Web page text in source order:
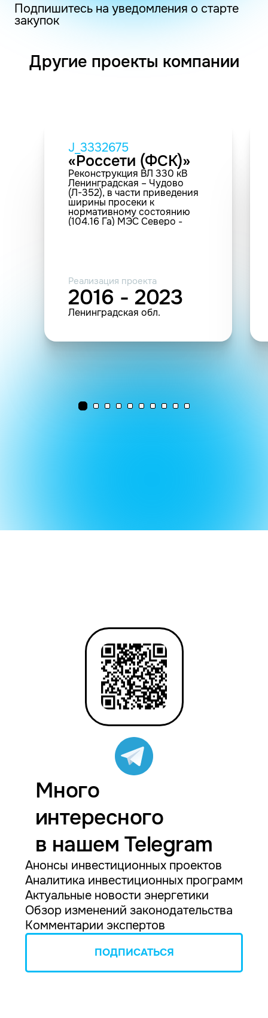
Подпишитесь на уведомления о старте
закупок
Другие проекты компании
J_3332675
«Россети (ФСК)»
Реконструкция ВЛ 330 кВ
Ленинградская – Чудово
(Л-352), в части приведения
ширины просеки к
нормативному состоянию
(104.16 Га) МЭС Северо -
Реализация проекта
2016 - 2023
Ленинградская обл.
Много
интересного
в нашем Telegram
Анонсы инвестиционных проектов
Аналитика инвестиционных программ
Актуальные новости энергетики
Обзор изменений законодательства
Комментарии экспертов
ПОДПИСАТЬСЯ